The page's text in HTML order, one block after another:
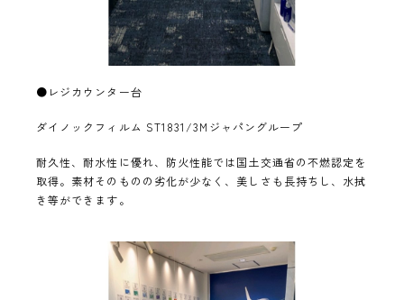
●レジカウンター台
ダイノックフィルム ST1831/3Mジャパングループ
耐久性、耐水性に優れ、防火性能では国土交通省の不燃認定を
取得。素材そのものの劣化が少なく、美しさも長持ちし、水拭
き等ができます。